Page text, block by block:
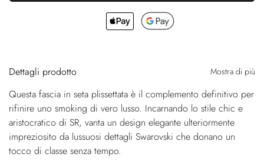
Dettagli prodotto Mostra di più
Questa fascia in seta plissettata è il complemento definitivo per
rifinire uno smoking di vero lusso. Incarnando lo stile chic e
aristocratico di SR, vanta un design elegante ulteriormente
impreziosito da lussuosi dettagli Swarovski che donano un
tocco di classe senza tempo.